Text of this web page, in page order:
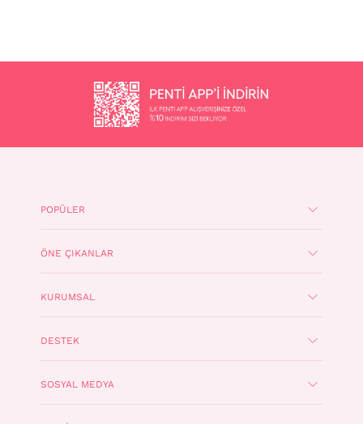
POPÜLER
ÖNE ÇIKANLAR
KURUMSAL
DESTEK
SOSYAL MEDYA